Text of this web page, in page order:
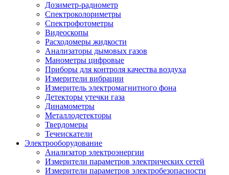
Дозиметр-радиометр
Спектроколориметры
Спектрофотометры
Видеоскопы
Расходомеры жидкости
Анализаторы дымовых газов
Манометры цифровые
Приборы для контроля качества воздуха
Измерители вибрации
Измеритель электромагнитного фона
Детекторы утечки газа
Динамометры
Металлодетекторы
Твердомеры
Течеискатели
Электрооборудование
Анализатор электроэнергии
Измерители параметров электрических сетей
Измерители параметров электробезопасности